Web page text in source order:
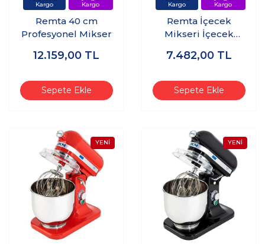
Remta 40 cm
Profesyonel Mikser
12.159,00 TL
Sepete Ekle
Remta İçecek
Mikseri İçecek
Stand Mikseri
Makinesi 400 Watt
16.000 Devir 650 ml
7.482,00 TL
Sepete Ekle